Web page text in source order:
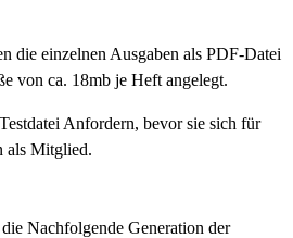
die einzelnen Ausgaben als PDF-Datei
von ca. 18mb je Heft angelegt.
Anfordern, bevor sie sich für
als Mitglied.
Nachfolgende Generation der